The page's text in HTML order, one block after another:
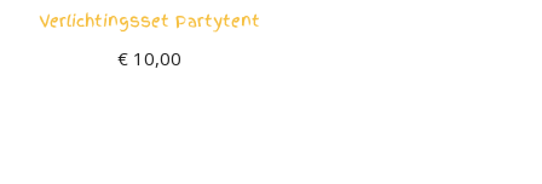
Verlichtingsset Partytent
€10,00